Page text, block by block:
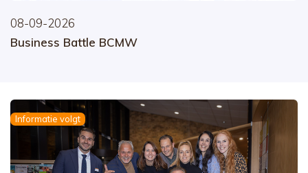
08-09-2026
Business Battle BCMW
Informatie volgt